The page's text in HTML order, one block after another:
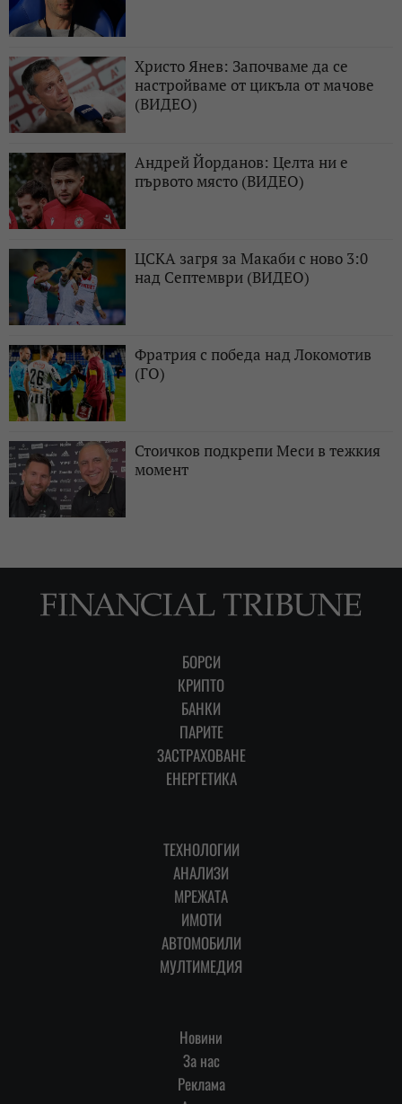
Христо Янев: Започваме да се
настройваме от цикъла от мачове
(ВИДЕО)
Андрей Йорданов: Целта ни е
първото място (ВИДЕО)
ЦСКА загря за Макаби с ново 3:0
над Септември (ВИДЕО)
Фратрия с победа над Локомотив
(ГО)
Стоичков подкрепи Меси в тежкия
момент
БОРСИ
КРИПТО
БАНКИ
ПАРИТЕ
ЗАСТРАХОВАНЕ
ЕНЕРГЕТИКА
ТЕХНОЛОГИИ
АНАЛИЗИ
МРЕЖАТА
ИМОТИ
АВТОМОБИЛИ
МУЛТИМЕДИЯ
Новини
За нас
Реклама